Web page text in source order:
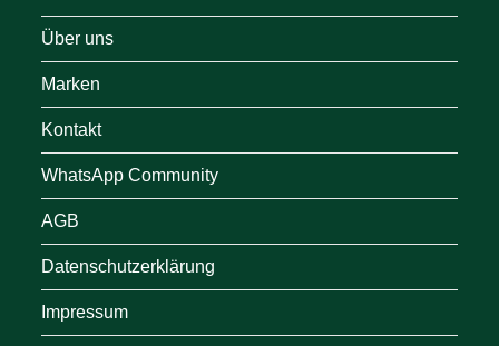
Über uns
Marken
Kontakt
WhatsApp Community
AGB
Datenschutzerklärung
Impressum